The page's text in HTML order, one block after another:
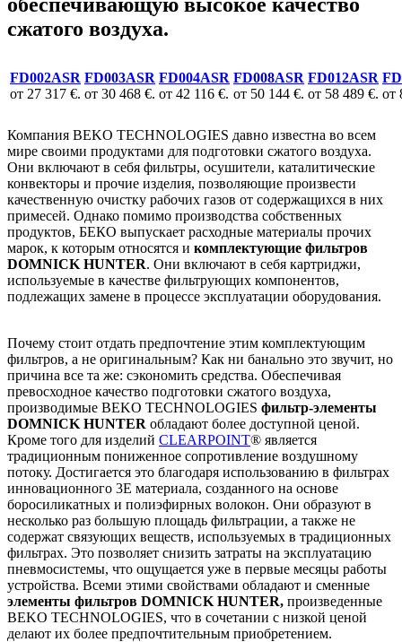
сжатого воздуха.
FD002ASR
от 27 317 €.
FD003ASR
от 30 468 €.
FD004ASR
от 42 116 €.
FD008ASR
от 50 144 €.
FD012ASR
от 58 489 €. от
Компания BEKO TECHNOLOGIES давно известна во всем
мире своими продуктами для подготовки сжатого воздуха.
Они включают в себя фильтры, осушители, каталитические
конвекторы и прочие изделия, позволяющие произвести
качественную очистку рабочих газов от содержащихся в них
примесей. Однако помимо производства собственных
продуктов, БЕКО выпускает расходные материалы прочих
марок, к которым относятся и комплектующие фильтров
DOMNICK HUNTER. Они включают в себя картриджи,
используемые в качестве фильтрующих компонентов,
подлежащих замене в процессе эксплуатации оборудования.
Почему стоит отдать предпочтение этим комплектующим
фильтров, а не оригинальным? Как ни банально это звучит, но
причина все та же: сэкономить средства. Обеспечивая
превосходное качество подготовки сжатого воздуха,
производимые BEKO TECHNOLOGIES фильтр-элементы
DOMNICK HUNTER обладают более доступной ценой.
Кроме того для изделий CLEARPOINT® является
традиционным пониженное сопротивление воздушному
потоку. Достигается это благодаря использованию в фильтрах
инновационного 3E материала, созданного на основе
боросиликатных и полиэфирных волокон. Они образуют в
несколько раз большую площадь фильтрации, а также не
содержат связующих веществ, используемых в традиционных
фильтрах. Это позволяет снизить затраты на эксплуатацию
пневмосистемы, что ощущается уже в первые месяцы работы
устройства. Всеми этими свойствами обладают и сменные
элементы фильтров DOMNICK HUNTER, произведенные
BEKO TECHNOLOGIES, что в сочетании с низкой ценой
делают их более предпочтительным приобретением.